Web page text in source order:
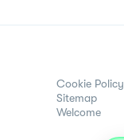
Cookie Policy
Sitemap
Welcome